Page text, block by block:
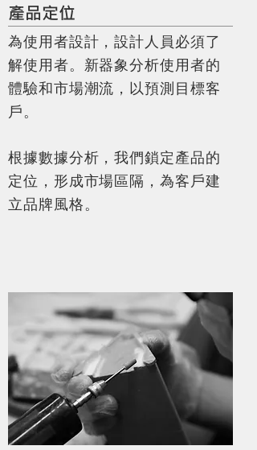
產品定位
為使用者設計 ，設計人員必須了
解使用者。
新器象分析使用者的
體驗和市場潮流 ， 以預測目標客
戶 。
根據數據分析 ，我們鎖定產品的
定位 ， 形成市場區隔，為客戶建
立品牌風格 。
photo by odiist